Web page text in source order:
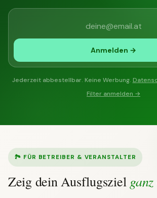
Anmelden →
Jederzeit abbestellbar. Keine Werbung.
Filter anmelden →
🏞 FÜR BETREIBER & VERANSTALTER
Zeig dein Ausflugsziel